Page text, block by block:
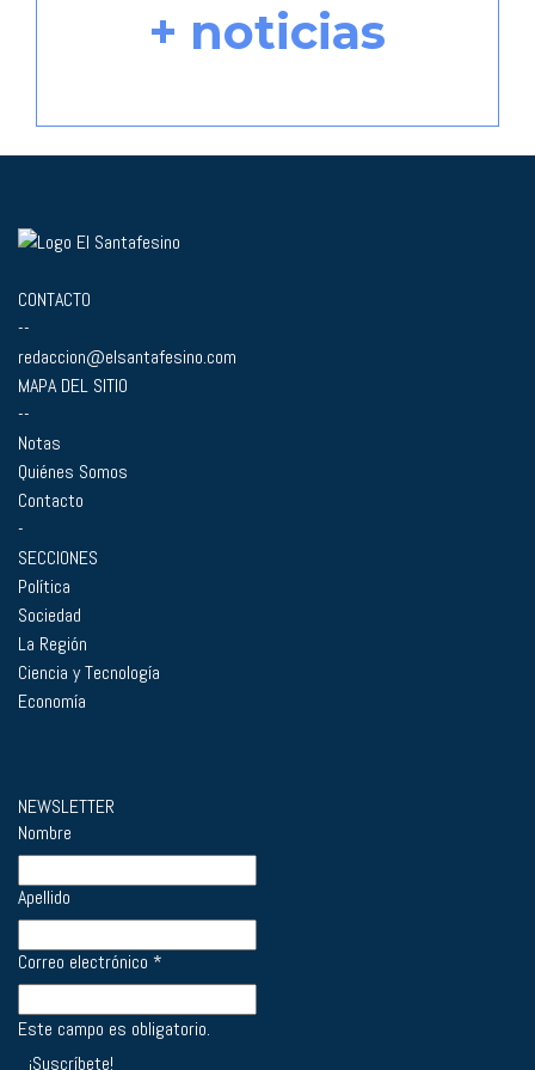
+ noticias
CONTACTO
--
redaccion@elsantafesino.com
MAPA DEL SITIO
--
Notas
Quiénes Somos
Contacto
-
SECCIONES
Política
Sociedad
La Región
Ciencia y Tecnología
Economía
NEWSLETTER
Nombre
Apellido
Correo electrónico *
Este campo es obligatorio.